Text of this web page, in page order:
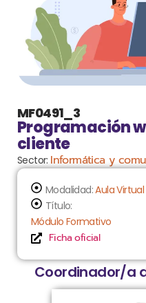
MF0491_3
Programación
cliente
Sector: Informática y
Modalidad:Aula Virtual
Título:
Módulo Formativo
Ficha oficial
Coordinador/a